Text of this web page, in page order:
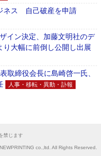
ネス 自己破産を申請
イン決定、加藤文明社のデ
大幅に前倒し公開し出展
締役会長に島崎啓一氏、
人事・移転・異動・訃報
禁じます
co.,ltd. All Rights Reserved.